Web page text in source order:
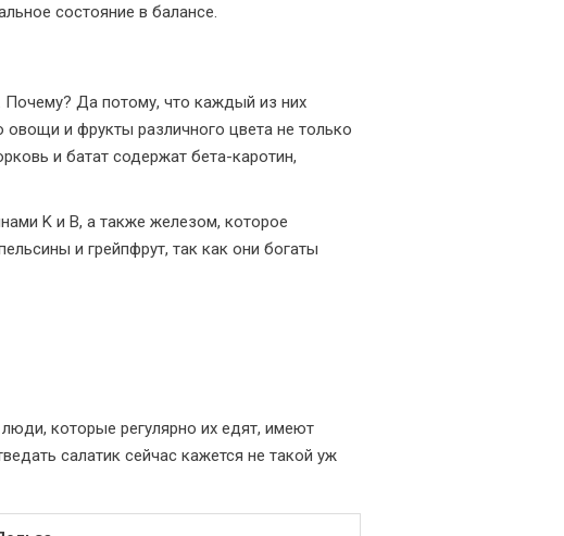
состояние в балансе.
Да потому, что каждый из них
и фрукты различного цвета не только
и батат содержат бета-каротин,
K и B, а также железом, которое
и грейпфрут, так как они богаты
которые регулярно их едят, имеют
салатик сейчас кажется не такой уж